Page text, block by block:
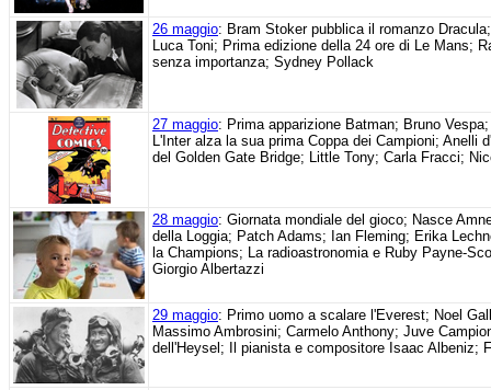
26 maggio: Bram Stoker pubblica il romanzo
Luca Toni; Prima edizione della 24 ore di Le Mans;
senza importanza; Sydney Pollack
27 maggio: Prima apparizione Batman; Bruno
L'Inter alza la sua prima Coppa dei Campioni; Anelli
del Golden Gate Bridge; Little Tony; Carla Fracci;
28 maggio: Giornata mondiale del gioco; Nasce
della Loggia; Patch Adams; Ian Fleming; Erika
la Champions; La radioastronomia e Ruby Payne-
Giorgio Albertazzi
29 maggio: Primo uomo a scalare l'Everest; Noel
Massimo Ambrosini; Carmelo Anthony; Juve
dell'Heysel; Il pianista e compositore Isaac Albeniz;